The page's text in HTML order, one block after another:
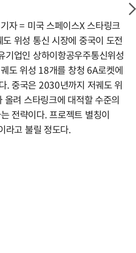
자 = 미국 스페이스X 스타링크
위성 통신 시장에 중국이 도전
기업인 상하이항공우주통신위성
도 위성 18개를 창청 6A로켓에
. 중국은 2030년까지 저궤도 위
려 스타링크에 대적할 수준의
전략이다. 프로젝트 별칭이
라고 불릴 정도다.